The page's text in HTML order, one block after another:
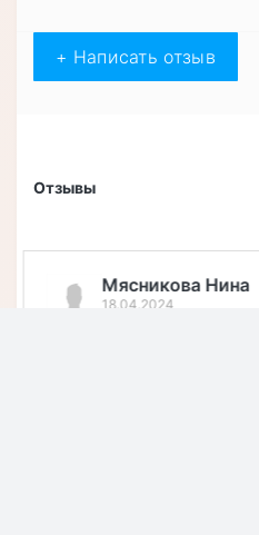
+ Написать отзыв
Отзывы
Мария Меркулова
18.04.2024